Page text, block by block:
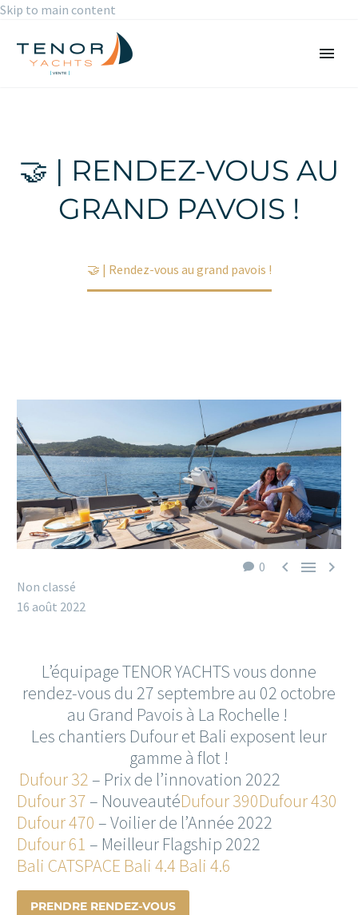
Skip to main content
🤝 | RENDEZ-VOUS AU
GRAND PAVOIS !
🤝 | Rendez-vous au grand pavois !
0   
Non classé
16 août 2022
L’équipage TENOR YACHTS vous donne
rendez-vous du 27 septembre au 02 octobre
au Grand Pavois à La Rochelle !
Les chantiers Dufour et Bali exposent leur
gamme à flot !
Dufour 32 – Prix de l’innovation 2022
Dufour 37 – NouveautéDufour 390Dufour 430
Dufour 470 – Voilier de l’Année 2022
Dufour 61 – Meilleur Flagship 2022
Bali CATSPACE Bali 4.4 Bali 4.6
PRENDRE RENDEZ-VOUS